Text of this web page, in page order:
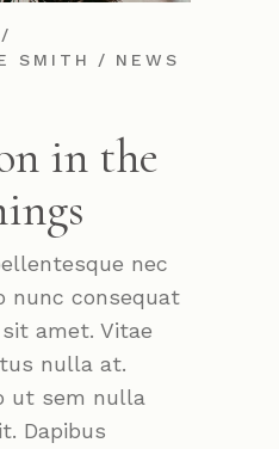
SMITH NEWS
in the
nec
nunc consequat
amet. Vitae
nulla at.
ut sem nulla
Dapibus